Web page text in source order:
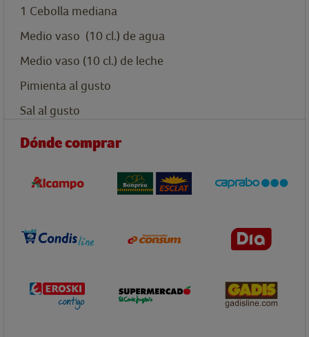
1 Cebolla mediana
Medio vaso (10 cl.) de agua
Medio vaso (10 cl.) de leche
Pimienta al gusto
Sal al gusto
Dónde comprar